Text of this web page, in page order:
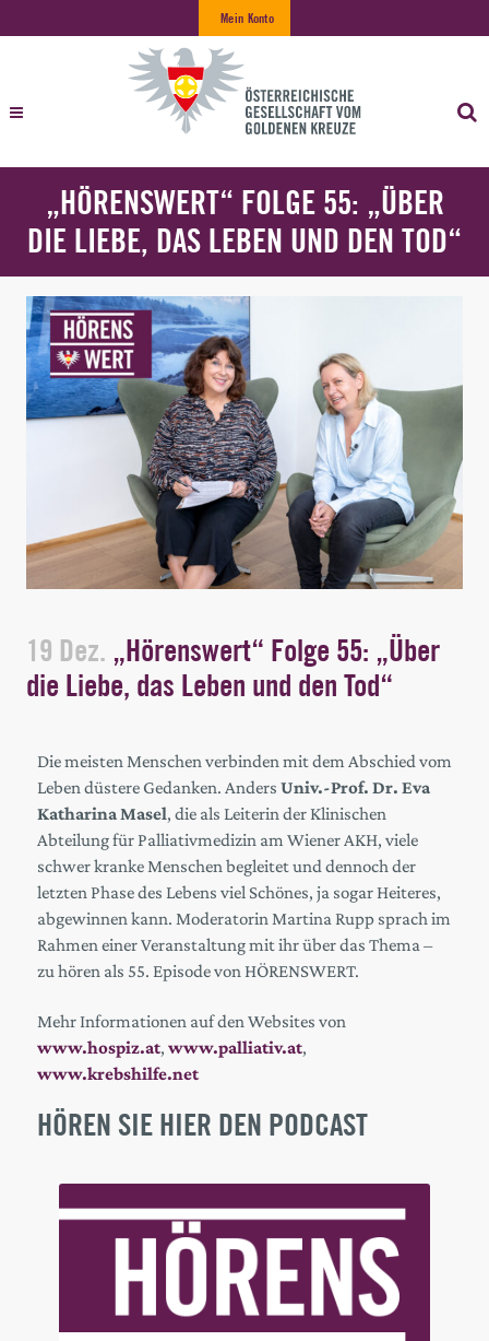
Mein Konto
„HÖRENSWERT“ FOLGE 55: „ÜBER
DIE LIEBE, DAS LEBEN UND DEN TOD“
19 Dez. „Hörenswert“ Folge 55: „Über
die Liebe, das Leben und den Tod“
Die meisten Menschen verbinden mit dem Abschied vom
Leben düstere Gedanken. Anders Univ.-Prof. Dr. Eva
Katharina Masel, die als Leiterin der Klinischen
Abteilung für Palliativmedizin am Wiener AKH, viele
schwer kranke Menschen begleitet und dennoch der
letzten Phase des Lebens viel Schönes, ja sogar Heiteres,
abgewinnen kann. Moderatorin Martina Rupp sprach im
Rahmen einer Veranstaltung mit ihr über das Thema –
zu hören als 55. Episode von HÖRENSWERT.
Mehr Informationen auf den Websites von
www.hospiz.at, www.palliativ.at,
www.krebshilfe.net
HÖREN SIE HIER DEN PODCAST
Player